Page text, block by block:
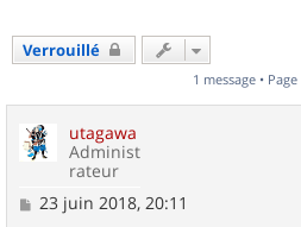
Verrouillé
1 message • Page
utagawa
Administ
rateur
M
23 juin 2018, 20:11